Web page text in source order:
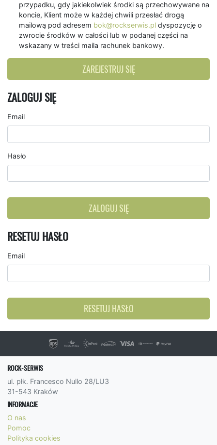
przypadku, gdy jakiekolwiek środki są przechowywane na
koncie, Klient może w każdej chwili przesłać drogą
mailową pod adresem bok@rockserwis.pl dyspozycję o
zwrocie środków w całości lub w podanej części na
wskazany w treści maila rachunek bankowy.
ZAREJESTRUJ SIĘ
ZALOGUJ SIĘ
Email
Hasło
ZALOGUJ SIĘ
RESETUJ HASŁO
Email
RESETUJ HASŁO
ROCK-SERWIS
ul. płk. Francesco Nullo 28/LU3
31-543 Kraków
INFORMACJE
O nas
Pomoc
Polityka cookies